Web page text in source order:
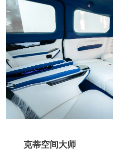
克蒂空间大师